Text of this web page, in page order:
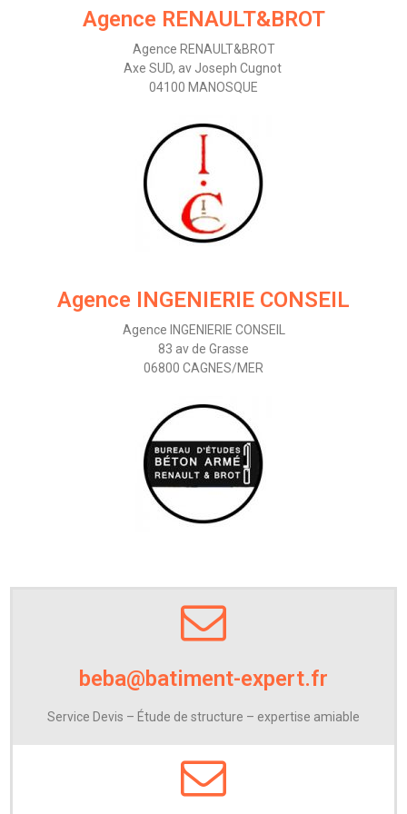
Agence RENAULT&BROT
Agence RENAULT&BROT
Axe SUD, av Joseph Cugnot
04100 MANOSQUE
Agence INGENIERIE CONSEIL
Agence INGENIERIE CONSEIL
83 av de Grasse
06800 CAGNES/MER
beba@batiment-expert.fr
Service Devis – Étude de structure – expertise amiable